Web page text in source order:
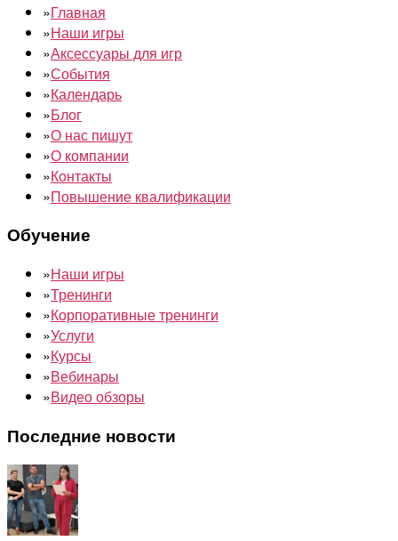
»Главная
»Наши игры
»Аксессуары для игр
»События
»Календарь
»Блог
»О нас пишут
»О компании
»Контакты
»Повышение квалификации
Обучение
»Наши игры
»Тренинги
»Корпоративные тренинги
»Услуги
»Курсы
»Вебинары
»Видео обзоры
Последние новости